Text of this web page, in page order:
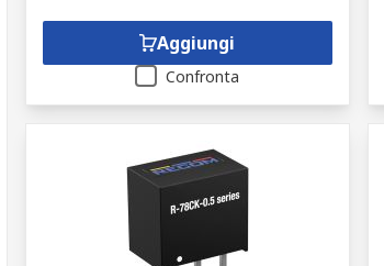
Aggiungi
Confronta